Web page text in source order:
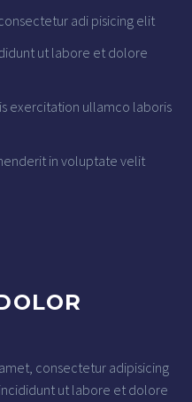
adi pisicing elit
ut labore et dolore
exercitation ullamco laboris
in voluptate velit
consectetur adipisicing
ut labore et dolore